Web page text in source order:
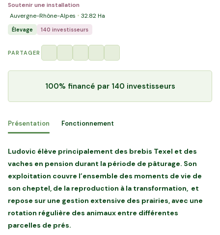
Soutenir une installation
Auvergne-Rhône-Alpes
32.82Ha
Élevage 140 investisseurs
PARTAGER
100% financé par 140 investisseurs
Présentation Fonctionnement
Ludovic élève principalement des brebis Texel et des
vaches en pension durant la période de pâturage. Son
exploitation couvre l’ensemble des moments de vie de
son cheptel, de la reproduction à la transformation, et
repose sur une gestion extensive des prairies, avec une
rotation régulière des animaux entre différentes
parcelles de prés.